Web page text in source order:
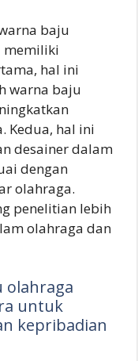
baju
memiliki
hal ini
warna baju
Kedua, hal ini
desainer dalam
dengan
olahraga.
penelitian lebih
olahraga dan
olahraga
untuk
kepribadian